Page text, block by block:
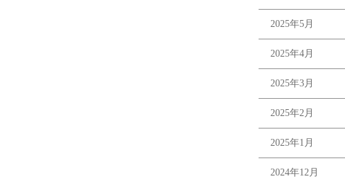
2025年5月
2025年4月
2025年3月
2025年2月
2025年1月
2024年12月